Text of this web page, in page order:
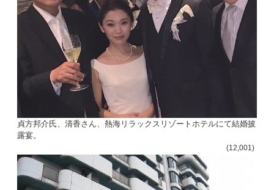
貞方邦介氏、清香さん、熱海リラックスリゾートホテルにて結婚披
露宴。
(12,001)